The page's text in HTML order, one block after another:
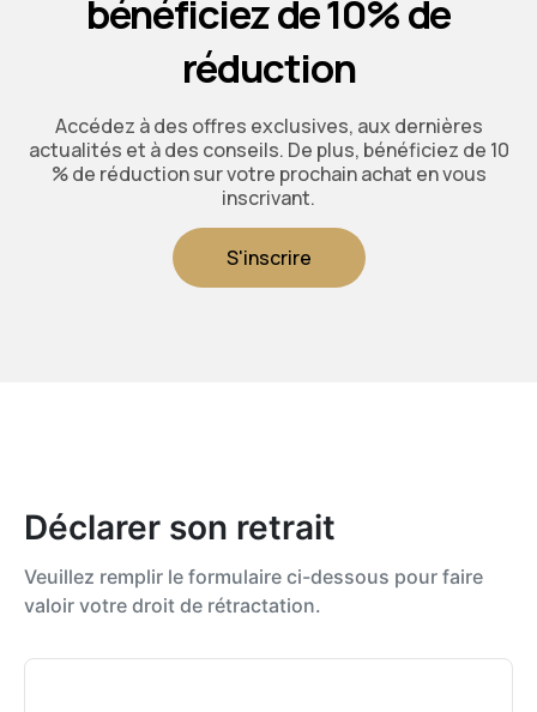
bénéficiez de 10% de
réduction
Accédez à des offres exclusives, aux dernières
actualités et à des conseils. De plus, bénéficiez de 10
% de réduction sur votre prochain achat en vous
inscrivant.
S'inscrire
Déclarer son retrait
Veuillez remplir le formulaire ci-dessous pour faire
valoir votre droit de rétractation.